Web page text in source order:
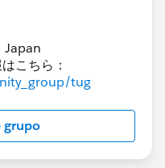
Japan
こちら：
tug
grupo